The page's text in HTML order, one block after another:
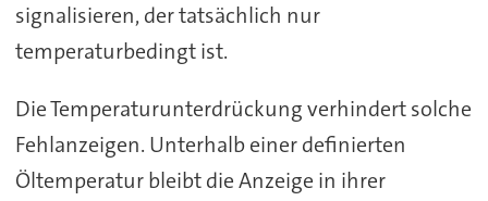
signalisieren, der tatsächlich nur
temperaturbedingt ist.
Die Temperaturunterdrückung verhindert solche
Fehlanzeigen. Unterhalb einer definierten
Öltemperatur bleibt die Anzeige in ihrer